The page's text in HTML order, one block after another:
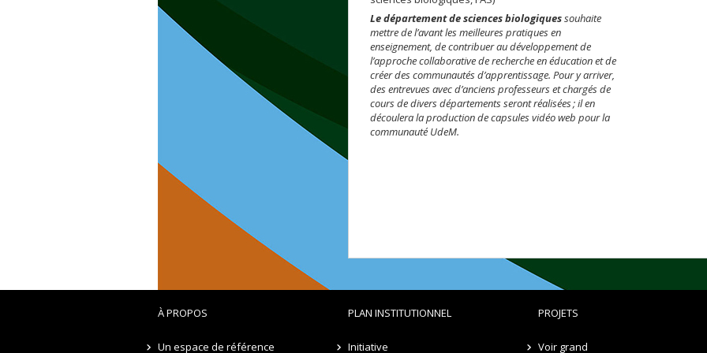
Le département de sciences biologiquessouhaite
mettre de l’avant les meilleures pratiques en
enseignement, de contribuer au développement de
l’approche collaborative de recherche en éducation et de
créer des communautés d’apprentissage. Pour y arriver,
des entrevues avec d’anciens professeurs et chargés de
cours de divers départements seront réalisées ; il en
découlera la production de capsules vidéo web pour la
communauté UdeM.
À PROPOS
Un espace de référence
PLAN INSTITUTIONNEL
Initiative
PROJETS
Voir grand